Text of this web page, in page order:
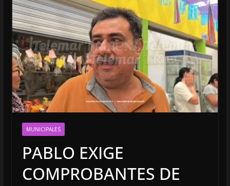
MUNICIPALES
PABLO EXIGE
COMPROBANTES DE